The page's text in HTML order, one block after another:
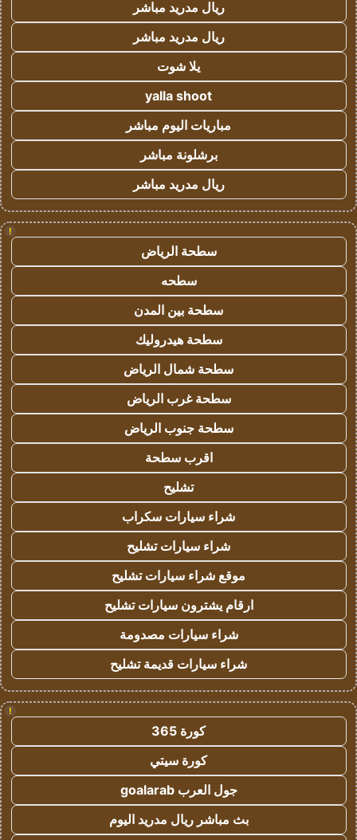
ريال مدريد مباشر
ريال مدريد مباشر
يلا شوت
yalla shoot
مباريات اليوم مباشر
برشلونة مباشر
ريال مدريد مباشر
!
سطحة الرياض
سطحه
سطحة بين المدن
سطحة هيدروليك
سطحة شمال الرياض
سطحة غرب الرياض
سطحة جنوب الرياض
اقرب سطحة
تشليح
شراء سيارات سكراب
شراء سيارات تشليح
موقع شراء سيارات تشليح
ارقام يشترون سيارات تشليح
شراء سيارات مصدومة
شراء سيارات قديمة تشليح
!
كورة 365
كورة سيتي
جول العرب goalarab
بث مباشر ريال مدريد اليوم